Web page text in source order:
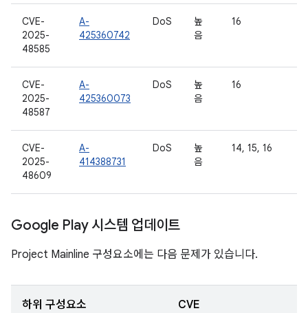
CVE-
2025-
48585
A-
425360742
DoS
높
음
16
CVE-
2025-
48587
A-
425360073
DoS
높
음
16
CVE-
2025-
48609
A-
414388731
DoS
높
음
14, 15, 16
Google Play 시스템 업데이트
Project Mainline 구성요소에는 다음 문제가 있습니다.
하위 구성요소 CVE